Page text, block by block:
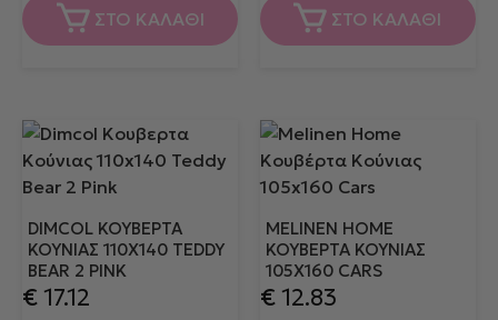
ΣΤΟ ΚΑΛΑΘΙ ΣΤΟ ΚΑΛΑΘΙ
DIMCOL ΚΟΥΒΕΡΤΑ
ΚΟΎΝΙΑΣ 110X140 TEDDY
BEAR 2 PINK
€ 17.12
MELINEN HOME
ΚΟΥΒΈΡΤΑ ΚΟΎΝΙΑΣ
105X160 CARS
€12.83